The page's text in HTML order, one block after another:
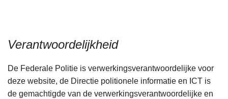
Verantwoordelijkheid
De Federale Politie is verwerkingsverantwoordelijke voor
deze website, de Directie politionele informatie en ICT is
de gemachtigde van de verwerkingsverantwoordelijke en